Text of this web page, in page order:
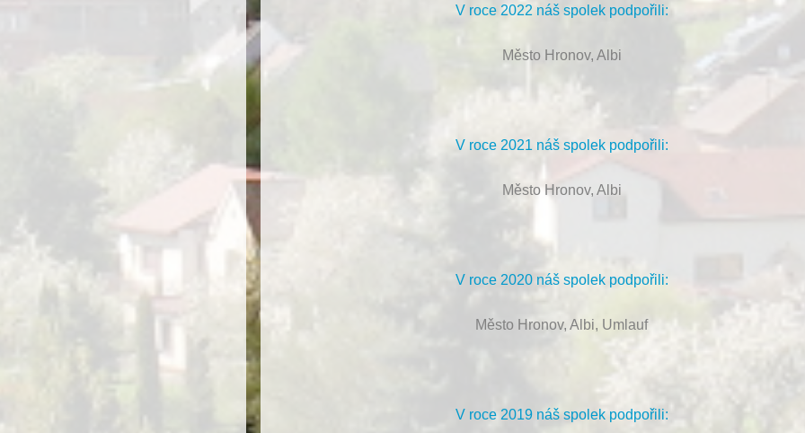
V roce 2022 náš spolek podpořili:
Město Hronov, Albi
V roce 2021 náš spolek podpořili:
Město Hronov, Albi
V roce 2020 náš spolek podpořili:
Město Hronov, Albi, Umlauf
V roce 2019 náš spolek podpořili: